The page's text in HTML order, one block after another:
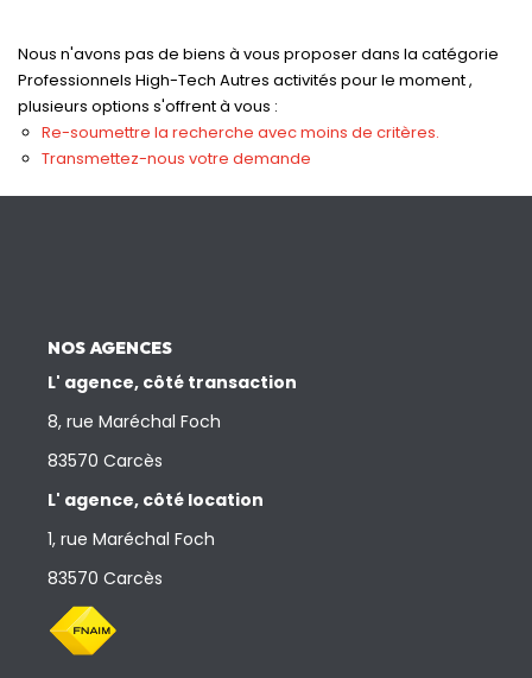
NOS AGENCES
Qui Sommes-Nous
Notre Équipe
Nos Actualités
Créer une alerte
Nous n'avons pas de biens à vous proposer dans la catégorie
Professionnels High-Tech Autres activités pour le moment ,
plusieurs options s'offrent à vous :
Re-soumettre la recherche avec moins de critères.
Transmettez-nous votre demande
NOS AGENCES
L' agence, côté transaction
8, rue Maréchal Foch
83570 Carcès
L' agence, côté location
1, rue Maréchal Foch
83570 Carcès